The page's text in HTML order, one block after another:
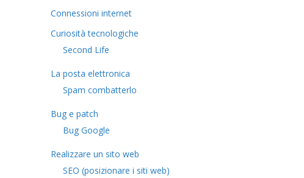
Connessioni internet
Curiosità tecnologiche
​Second Life
La posta elettronica
Spam combatterlo
Bug e patch
Bug Google
Realizzare un sito web
SEO (posizionare i siti web)